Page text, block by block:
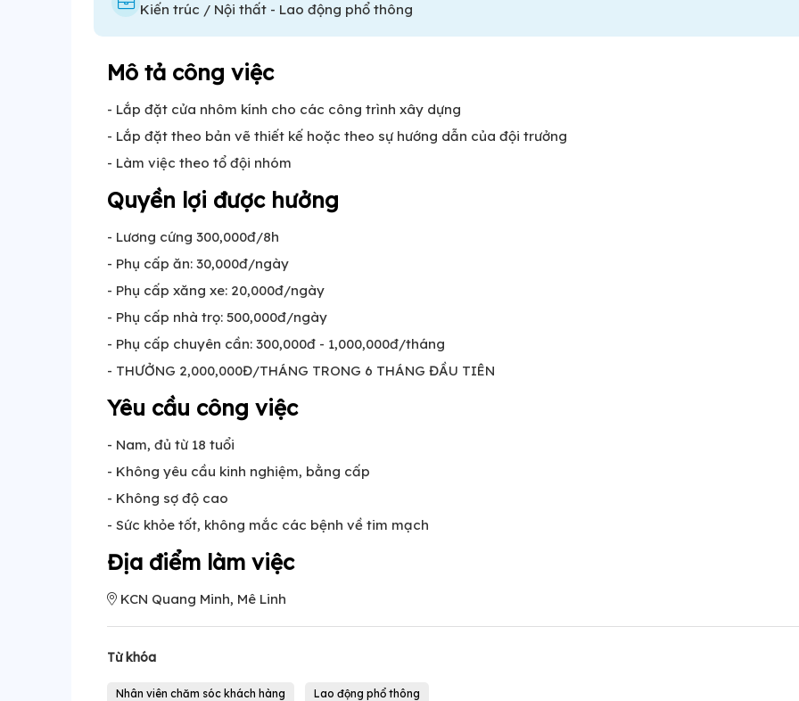
Kiến trúc / Nội thất - Lao động phổ thông
Mô tả công việc
- Lắp đặt cửa nhôm kính cho các công trình xây dựng
- Lắp đặt theo bản vẽ thiết kế hoặc theo sự hướng dẫn của đội trưởng
- Làm việc theo tổ đội nhóm
Quyền lợi được hưởng
- Lương cứng 300,000đ/8h
- Phụ cấp ăn: 30,000đ/ngày
- Phụ cấp xăng xe: 20,000đ/ngày
- Phụ cấp nhà trọ: 500,000đ/ngày
- Phụ cấp chuyên cần: 300,000đ - 1,000,000đ/tháng
- THƯỞNG 2,000,000Đ/THÁNG TRONG 6 THÁNG ĐẦU TIÊN
Yêu cầu công việc
- Nam, đủ từ 18 tuổi
- Không yêu cầu kinh nghiệm, bằng cấp
- Không sợ độ cao
- Sức khỏe tốt, không mắc các bệnh về tim mạch
Địa điểm làm việc
KCN Quang Minh, Mê Linh
Từ khóa
Nhân viên chăm sóc khách hàng Lao động phổ thông